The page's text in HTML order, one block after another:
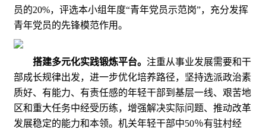
员的20%，评选本小组年度“青年党员示范岗”，充分发挥
青年党员的先锋模范作用。
搭建多元化实践锻炼平台。 注重从事业发展需要和干
部成长规律出发，进一步优化培养路径，坚持选派政治素
质好、有能力、有责任感的年轻干部到基层一线、艰苦地
区和重大任务中经受历练，增强解决实际问题、推动改革
发展稳定的能力和本领。机关年轻干部中50％有驻村经